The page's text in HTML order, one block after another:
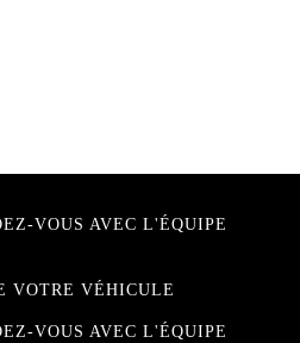
VOUS AVEC L'ÉQUIPE
VOTRE VÉHICULE
VOUS AVEC L'ÉQUIPE